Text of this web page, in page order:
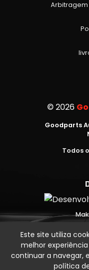
Este site utiliza
melhor
continuar a navegar,
política
Arbitragem
© 2026
Goodparts
Todos